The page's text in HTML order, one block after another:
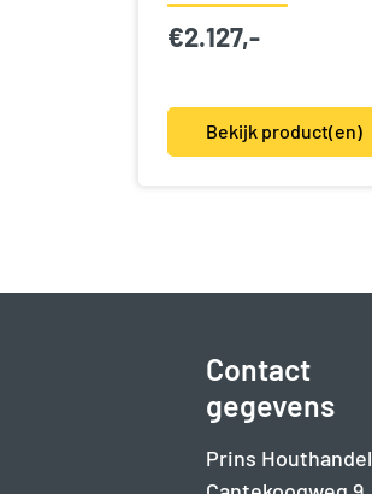
€2.127,-
Bekijk product(en)
Contact
gegevens
Prins Houthandel